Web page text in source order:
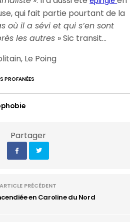
qui fait partie pourtant de la
où il a sévi et qui s’en sont
les autres » Sic transit…
Le Poing
PROFANÉES
Partager
ARTICLE PRÉCÉDENT
en Caroline du Nord